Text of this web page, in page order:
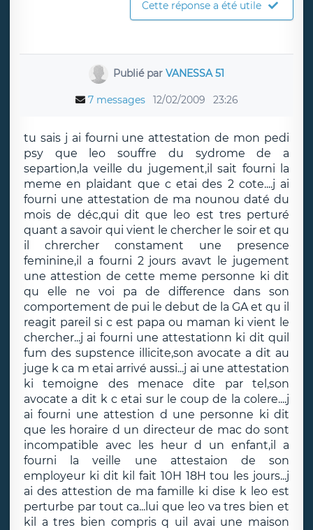
Cette réponse a été utile
Publié parVANESSA 51
7 messages 12/02/2009 23:26
tu sais j ai fourni une attestation de mon pedi
psy que leo souffre du sydrome de a
separtion,la veille du jugement,il sait fourni la
meme en plaidant que c etai des 2 cote....j ai
fourni une attestation de ma nounou daté du
mois de déc,qui dit que leo est tres perturé
quant a savoir qui vient le chercher le soir et qu
il chrercher constament une presence
feminine,il a fourni 2 jours avavt le jugement
une attestion de cette meme personne ki dit
qu elle ne voi pa de difference dans son
comportement de pui le debut de la GA et qu il
reagit pareil si c est papa ou maman ki vient le
chercher...j ai fourni une attestationn ki dit quil
fum des supstence illicite,son avocate a dit au
juge k ca m etai arrivé aussi...j ai une attestation
ki temoigne des menace dite par tel,son
avocate a dit k c etai sur le coup de la colere....j
ai fourni une attestion d une personne ki dit
que les horaire d un directeur de mac do sont
incompatible avec les heur d un enfant,il a
fourni la veille une attestaion de son
employeur ki dit kil fait 10H 18H tou les jours...j
ai des attestion de ma famille ki dise k leo est
perturbe par tout ca...lui que leo va tres bien et
kil a tres bien compris q uil avai une maison